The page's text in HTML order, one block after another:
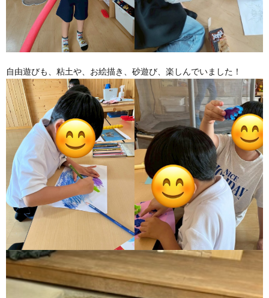
自由遊びも、粘土や、お絵描き、砂遊び、楽しんでいました！